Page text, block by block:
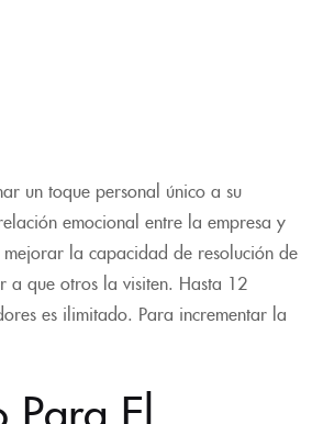
un toque personal único a su
emocional entre la empresa y
la capacidad de resolución de
a que otros la visiten. Hasta 12
es ilimitado. Para incrementar la
Para El